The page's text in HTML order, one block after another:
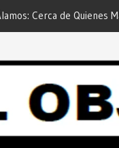
Quienes Más lo
Regional”.